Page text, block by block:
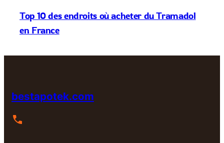
Top 10 des endroits où acheter du Tramadol
en France
bestapotek.com